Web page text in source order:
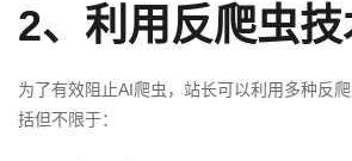
2、利用反爬虫
为了有效阻止AI爬虫，站长可以利用多种反
括但不限于：